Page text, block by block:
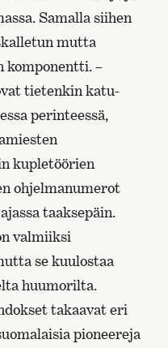
Samalla siihen
mutta
komponentti. –
tietenkin katu-
perinteessä,
kupletöörien
ohjelmanumerot
taaksepäin.
valmiiksi
se kuulostaa
huumorilta.
takaavat eri
pioneereja